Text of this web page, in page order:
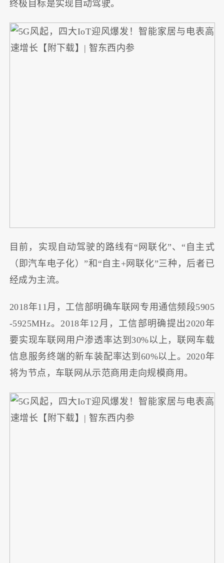
终极目标是实现自动驾驶。
目前，实现自动驾驶的路线有“网联化”、“自主式
（即汽车电子化）”和“自主+网联化”三种，后者已
经成为主流。
2018年11月，工信部明确车联网专用通信频段5905
-5925MHz。2018年12月，工信部明确提出2020年
要实现车联网用户渗透率达到30%以上，联网车载
信息服务终端的新车装配率达到60%以上。2020年
将为节点，车联网从示范商用走向规模商用。